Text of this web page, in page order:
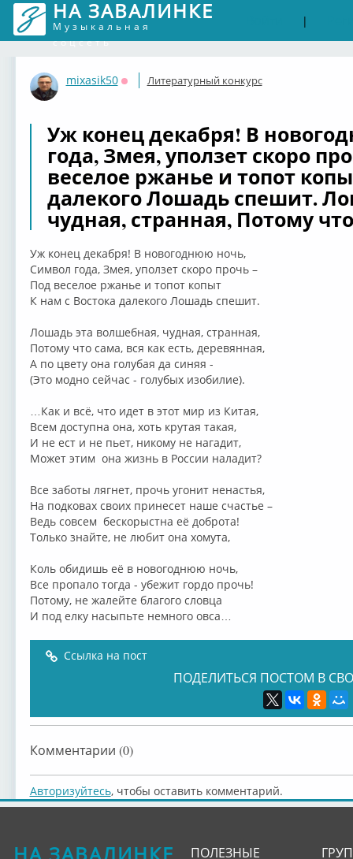
НА ЗАВАЛИНКЕ
Музыкальная
соцсеть
|
mixasik50
Оффлайн
Литературный конкурс
Уж конец декабря! В
года, Змея, уползет скоро
веселое ржанье и топот
далекого Лошадь спешит.
чудная, странная, Потому что
Уж конец декабря! В новогоднюю ночь,
Символ года, Змея, уползет скоро прочь –
Под веселое ржанье и топот копыт
К нам с Востока далекого Лошадь спешит.
Лошадь эта волшебная, чудная, странная,
Потому что сама, вся как есть, деревянная,
А по цвету она голубая да синяя -
(Это модно сейчас - голубых изобилие).
…Как и всё, что идет в этот мир из Китая,
Всем доступна она, хоть крутая такая,
И не ест и не пьет, никому не нагадит,
Может этим она жизнь в России наладит?
Все заботы лягнет, прочь угонит ненастья,
На подковах своих принесет наше счастье –
Ведь совсем бескорыстна её доброта!
Только знайте, не любит она хомута,
Коль обидишь её в новогоднюю ночь,
Все пропало тогда - убежит гордо прочь!
Потому, не жалейте благого словца
И под елку насыпьте немного овса…
Ссылка на пост
ПОДЕЛИТЬСЯ ПОСТОМ В
Комментарии (0)
Авторизуйтесь, чтобы оставить комментарий.
ПОЛЕЗНЫЕ